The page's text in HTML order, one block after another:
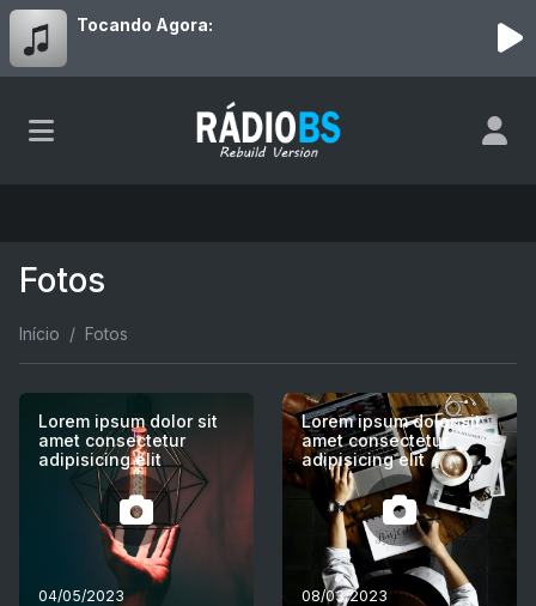
Tocando Agora:
Fotos
Início Fotos
Lorem ipsum dolor sit
amet consectetur
adipisicing elit
04/05/2023
Lorem ipsum dolor sit
amet consectetur
adipisicing elit
08/03/2023